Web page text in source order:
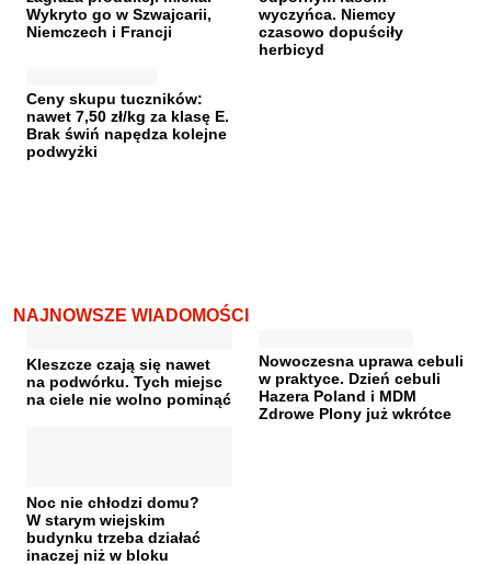
Wykryto go w Szwajcarii,
Niemczech i Francji
wyczyńca. Niemcy
czasowo dopuściły
herbicyd
Ceny skupu tuczników:
nawet 7,50 zł/kg za klasę E.
Brak świń napędza kolejne
podwyżki
NAJNOWSZE WIADOMOŚCI
Kleszcze czają się nawet
na podwórku. Tych miejsc
na ciele nie wolno pominąć
Nowoczesna uprawa cebuli
w praktyce. Dzień cebuli
Hazera Poland i MDM
Zdrowe Plony już wkrótce
Noc nie chłodzi domu?
W starym wiejskim
budynku trzeba działać
inaczej niż w bloku